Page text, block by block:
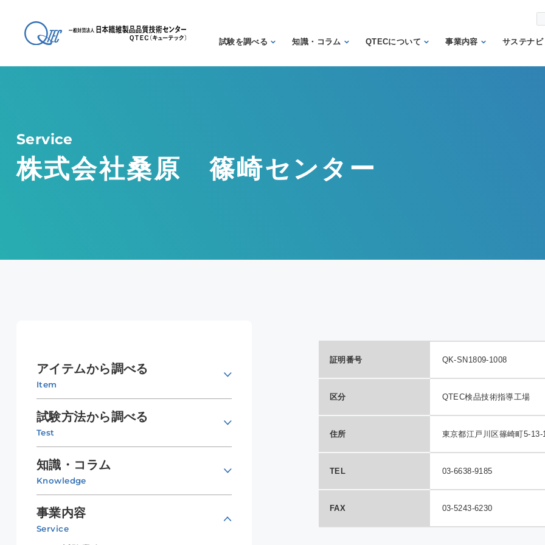
試験を調べる 知識・コラム
微生物に関する知
QTECについて 事業内容 サステナビ
信頼
Service
株式会社桑原 篠崎センター
証明番号 QK-SN1809-1008
区分 QTEC検品技術指導工場
住所 東京都江戸川区篠崎町5-13-
TEL 03-6638-9185
FAX 03-5243-6230
アイテムから調べる
Item
試験方法から調べる
Test
知識・コラム
Knowledge
事業内容
Service